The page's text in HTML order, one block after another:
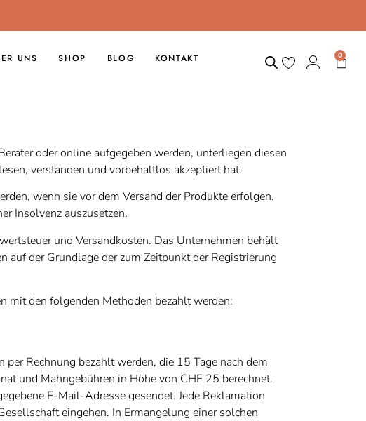
UNS SHOP BLOG KONTAKT 0
oder online aufgegeben werden, unterliegen diesen
verstanden und vorbehaltlos akzeptiert hat.
wenn sie vor dem Versand der Produkte erfolgen.
Insolvenz auszusetzen.
und Versandkosten. Das Unternehmen behält
auf der Grundlage der zum Zeitpunkt der Registrierung
mit den folgenden Methoden bezahlt werden:
Rechnung bezahlt werden, die 15 Tage nach dem
und Mahngebühren in Höhe von CHF 25 berechnet.
E-Mail-Adresse gesendet. Jede Reklamation
eingehen. In Ermangelung einer solchen